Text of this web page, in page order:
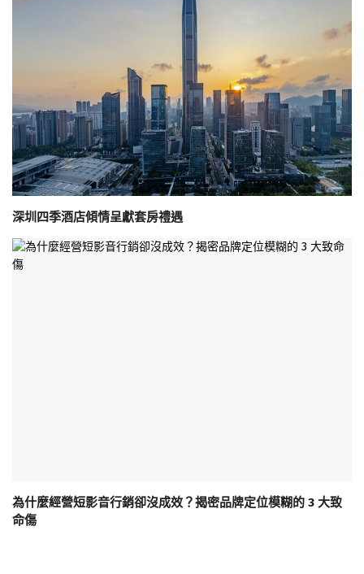
深圳四季酒店傾情呈獻套房禮遇
為什麼經營短影音行銷卻沒成效？揭密品牌定位模糊的 3 大致
命傷